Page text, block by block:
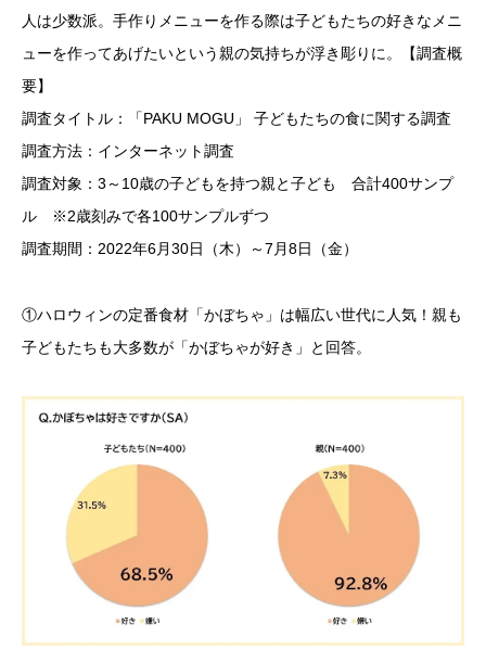
人は少数派。手作りメニューを作る際は子どもたちの好きなメニ
ューを作ってあげたいという親の気持ちが浮き彫りに。【調査概
要】
調査タイトル：「PAKU MOGU」 子どもたちの食に関する調査
調査方法：インターネット調査
調査対象：3～10歳の子どもを持つ親と子ども 合計400サンプ
ル ※2歳刻みで各100サンプルずつ
調査期間：2022年6月30日（木）～7月8日（金）
①ハロウィンの定番食材「かぼちゃ」は幅広い世代に人気！親も
子どもたちも大多数が「かぼちゃが好き」と回答。